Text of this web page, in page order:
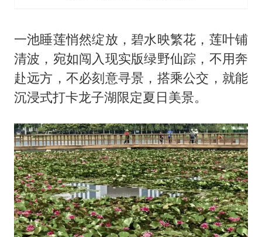
一池睡莲悄然绽放，碧水映繁花，莲叶铺
清波，宛如闯入现实版绿野仙踪，不用奔
赴远方，不必刻意寻景，搭乘公交，就能
沉浸式打卡龙子湖限定夏日美景。